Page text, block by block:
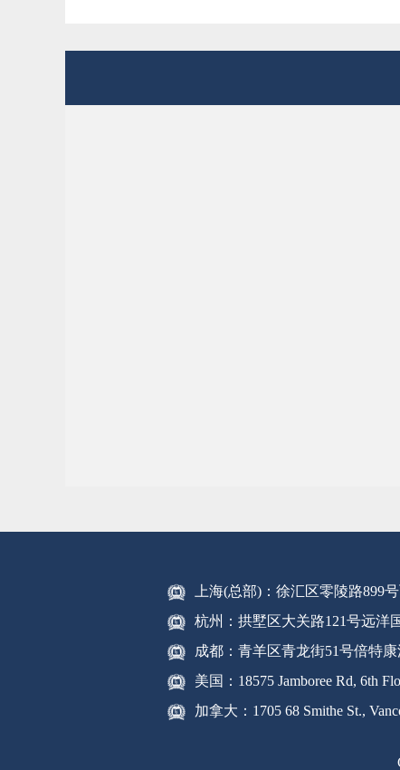
上海(总部)：徐汇区零陵路899
杭州：拱墅区大关路121号远洋
成都：青羊区青龙街51号倍特
美国：18575 Jamboree Rd, 6th
加拿大：1705 68 Smithe St.,